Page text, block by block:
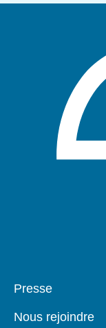
Pied
Presse
Nous rejoindre